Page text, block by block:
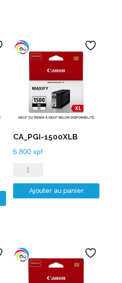
CA_PGI-1500XLB
6 800xpf
quantité
de
CA_PGI-
Ajouter au panier